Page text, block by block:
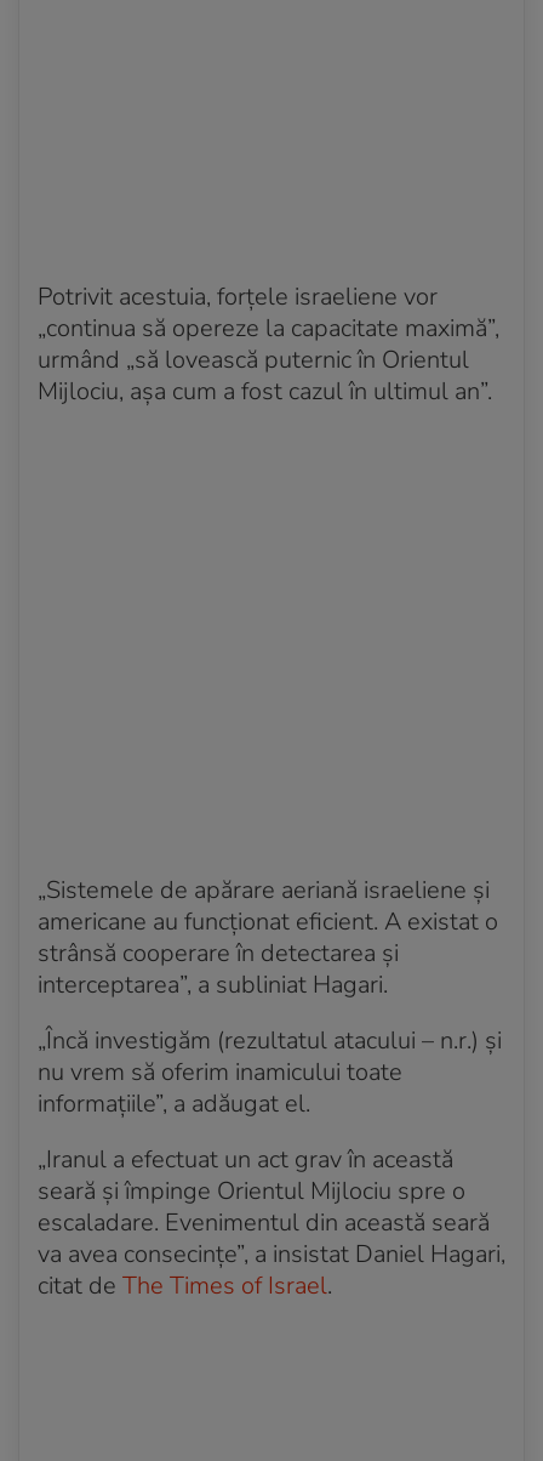
Potrivit acestuia, forțele israeliene vor
„continua să opereze la capacitate maximă”,
urmând „să lovească puternic în Orientul
Mijlociu, așa cum a fost cazul în ultimul an”.
„Sistemele de apărare aeriană israeliene și
americane au funcționat eficient. A existat o
strânsă cooperare în detectarea și
interceptarea”, a subliniat Hagari.
„Încă investigăm (rezultatul atacului – n.r.) și
nu vrem să oferim inamicului toate
informațiile”, a adăugat el.
„Iranul a efectuat un act grav în această
seară și împinge Orientul Mijlociu spre o
escaladare. Evenimentul din această seară
va avea consecințe”, a insistat Daniel Hagari,
citat de The Times of Israel.